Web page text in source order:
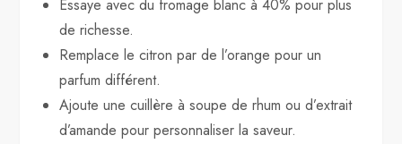
Essaye avec du fromage blanc à 40% pour plus
de richesse.
Remplace le citron par de l’orange pour un
parfum différent.
Ajoute une cuillère à soupe de rhum ou d’extrait
d’amande pour personnaliser la saveur.